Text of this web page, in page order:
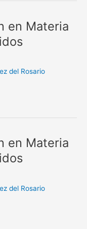
en Materia
del Rosario
en Materia
del Rosario